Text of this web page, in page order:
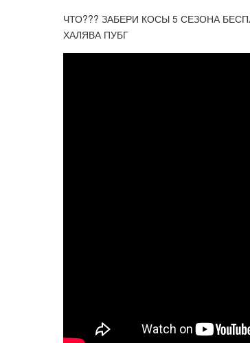
ЧТО??? ЗАБЕРИ КОСЫ 5 СЕЗОНА
ХАЛЯВА ПУБГ